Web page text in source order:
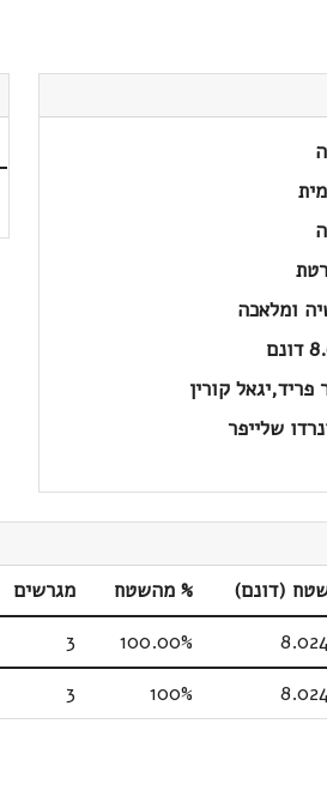
ומלאכה
פריד,יגאל קורין
שלייפר
(דונם) % מהשטח מגרשים
100.00%
3
100%
3